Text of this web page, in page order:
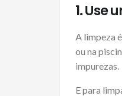
1. Use
A limpeza
ou na
impurezas.
E para